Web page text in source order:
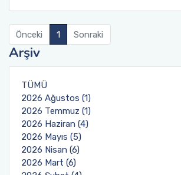
Önceki 1 Sonraki
Arşiv
TÜMÜ
2026 Ağustos (1)
2026 Temmuz (1)
2026 Haziran (4)
2026 Mayıs (5)
2026 Nisan (6)
2026 Mart (6)